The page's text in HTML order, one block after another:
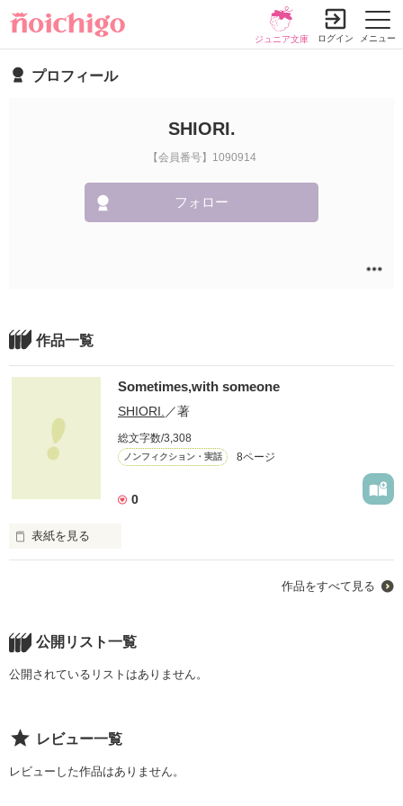
メニュー
ジュニア文庫 ログイン
プロフィール
SHIORI.
【会員番号】1090914
フォロー
作品一覧
Sometimes,with someone
SHIORI. ／著
総文字数/3,308
ノンフィクション・実話 8ページ
0
表紙を見る
それでも、いつか、誰かと、幸せになりたい。
汚い大人に囲まれ、自分を押し殺して汚し
自分の生きる意味なんて、どこにもない。
無理に笑って、偽って、強がって。
彼は私にもう一度『自分』を教えてくれた。
彼と出会うまでの長い長いお話…
作品をすべて見る
公開リスト一覧
公開されているリストはありません。
レビュー一覧
レビューした作品はありません。